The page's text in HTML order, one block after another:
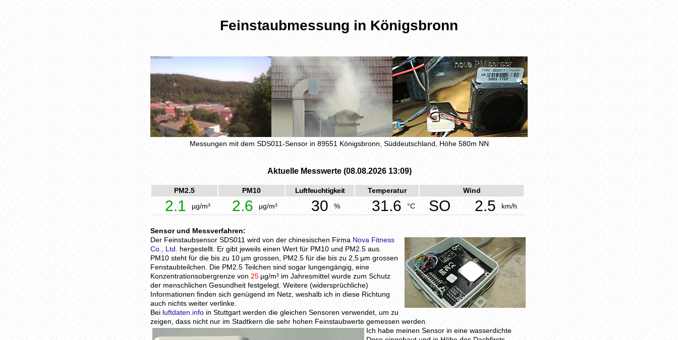
Feinstaubmessung in Königsbronn
Messungen mit dem SDS011-Sensor in 89551 Königsbronn, Süddeutschland, Höhe 580m NN
Aktuelle Messwerte (08.08.2026 13:09)
PM2.5 PM10 Luftfeuchtigkeit Temperatur Wind
2.1 µg/m³ 2.6 µg/m³ 30 % 31.6 °C SO 2.5 km/h
Sensor und Messverfahren:
Der Feinstaubsensor SDS011 wird von der chinesischen Firma Nova Fitness
Co., Ltd.
hergestellt. Er gibt jeweils einen Wert für PM10 und PM2.5 aus.
PM10 steht für die bis zu 10 µm grossen, PM2.5 für die bis zu 2,5 µm grossen
Fenstaubteilchen. Die PM2.5 Teilchen sind sogar lungengängig, eine
Konzentrationsobergrenze von 25µg/m³ im Jahresmittel wurde zum Schutz
der menschlichen Gesundheit festgelegt. Weitere (widersprüchliche)
Informationen finden sich genügend im Netz, weshalb ich in diese Richtung
auch nichts weiter verlinke.
Bei luftdaten.info in Stuttgart werden die gleichen Sensoren verwendet, um zu
zeigen, dass nicht nur im Stadtkern die sehr hohen Feinstaubwerte gemessen werden.
Ich habe meinen Sensor in eine wasserdichte